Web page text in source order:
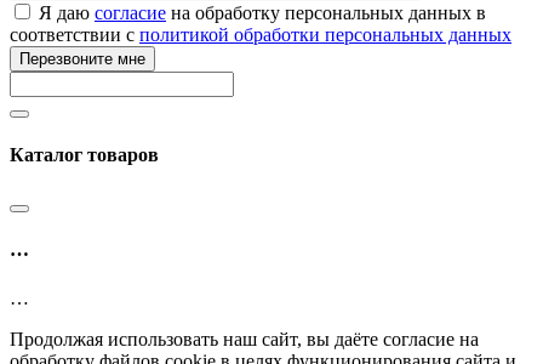
Я даю согласие на обработку персональных данных в
соответствии с политикой обработки персональных данных
Перезвоните мне
Каталог товаров
…
…
Продолжая использовать наш сайт, вы даёте согласие на